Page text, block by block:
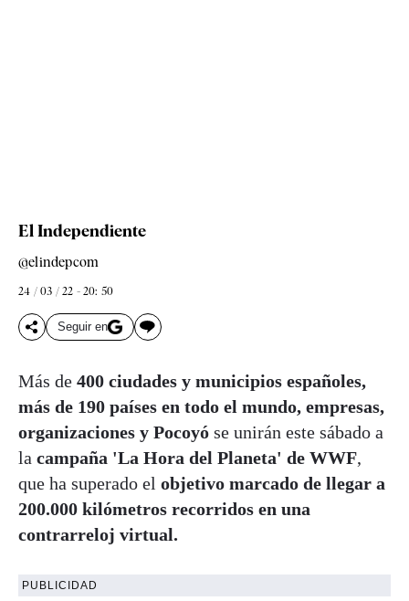
El Independiente
@elindepcom
24 / 03 / 22 - 20: 50
Seguir en
Más de 400 ciudades y municipios españoles,
más de 190 países en todo el mundo, empresas,
organizaciones y Pocoyó se unirán este sábado a
la campaña 'La Hora del Planeta' de WWF,
que ha superado el objetivo marcado de llegar a
200.000 kilómetros recorridos en una
contrarreloj virtual.
PUBLICIDAD